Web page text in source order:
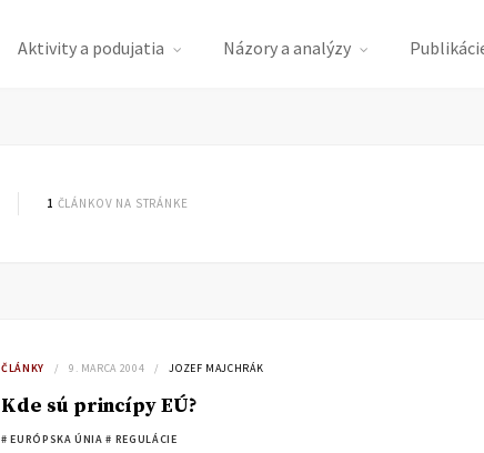
Aktivity a podujatia Názory a analýzy
1 ČLÁNKOV NA STRÁNKE
ČLÁNKY 9. MARCA 2004 JOZEF MAJCHRÁK
Kde sú princípy EÚ?
# EURÓPSKA ÚNIA # REGULÁCIE